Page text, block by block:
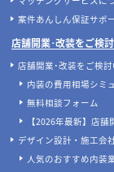
店舗開
当サイトについて